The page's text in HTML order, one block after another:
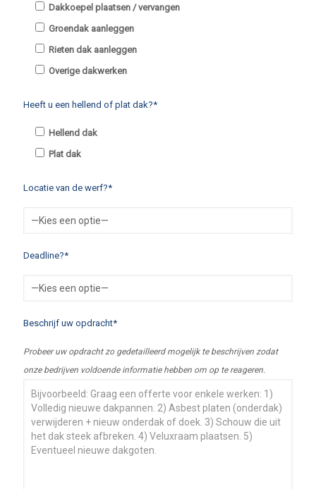
Dakkoepel plaatsen / vervangen
Groendak aanleggen
Rieten dak aanleggen
Overige dakwerken
Heeft u een hellend of plat dak?*
Hellend dak
Plat dak
Locatie van de werf?*
Deadline?*
Beschrijf uw opdracht*
Probeer uw opdracht zo gedetailleerd mogelijk te beschrijven zodat
onze bedrijven voldoende informatie hebben om op te reageren.